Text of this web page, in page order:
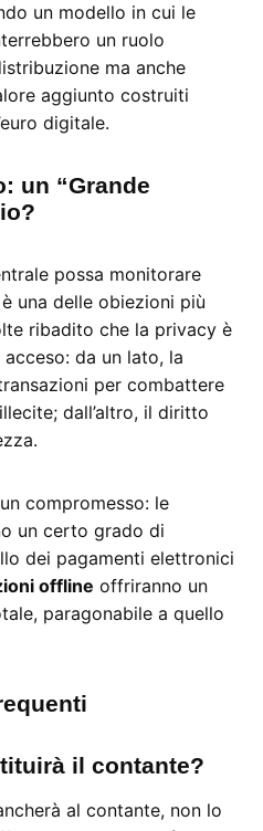
un modello in cui le
un ruolo
ma anche
aggiunto costruiti
digitale.
un “Grande
possa monitorare
una delle obiezioni più
ribadito che la privacy è
da un lato, la
per combattere
dall’altro, il diritto
compromesso: le
un certo grado di
dei pagamenti elettronici
offline offriranno un
paragonabile a quello
il contante?
al contante, non lo